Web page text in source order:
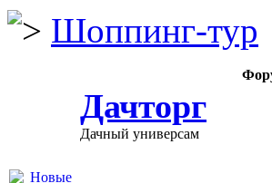
Шоппинг-тур
Дачторг
Дачный универсам